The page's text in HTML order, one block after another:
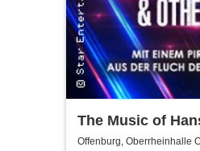
The Music of
Others - A
Offenburg, Oberrheinhalle